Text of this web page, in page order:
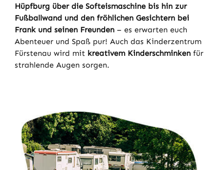
Hüpfburg über die Softeismaschine bis hin zur
Fußballwand und den fröhlichen Gesichtern bei
Frank und seinen Freunden – es erwarten euch
Abenteuer und Spaß pur! Auch das Kinderzentrum
Fürstenau wird mit kreativem Kinderschminken für
strahlende Augen sorgen.